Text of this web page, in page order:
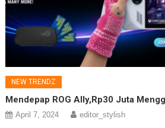
NEW TRENDZ
Mendepap ROG Ally,Rp30 Juta
April 7, 2024 editor_stylish